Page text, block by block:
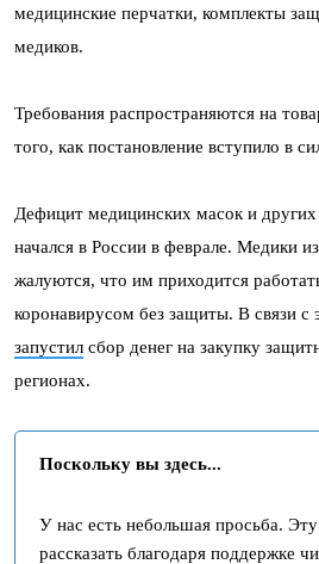
медицинские перчатки, комплекты
медиков.
Требования распространяются на
того, как постановление вступило в
Дефицит медицинских масок и
начался в России в феврале. Медики
жалуются, что им приходится
коронавирусом без защиты. В связи
запустил сбор денег на закупку
регионах.
Поскольку вы здесь...
У нас есть небольшая просьба.
рассказать благодаря поддержке